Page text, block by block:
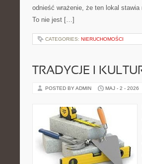
odnieść wrażenie, że ten lokal
To nie jest […]
CATEGORIES: NIERUCHOMOŚCI
TRADYCJE I
POSTED BY ADMIN MAJ - 2 - 2026